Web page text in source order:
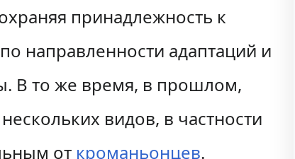
принадлежность к
направленности адаптаций и
В то же время, в прошлом,
видов, в частности
от кроманьонцев.